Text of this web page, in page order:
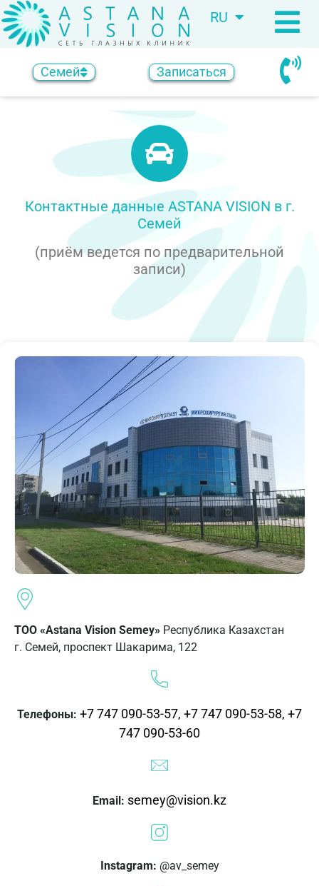
RU
KZ
Семей Записаться
Контактные данные ASTANA VISION в г.
Семей
(приём ведется по предварительной
записи)
ТОО «Astana Vision Semey» Республика Казахстан
г. Семей, проспект Шакарима, 122
Телефоны: +7 747 090-53-57, +7 747 090-53-58, +7
747 090-53-60
Email: semey@vision.kz
Instagram: @av_semey